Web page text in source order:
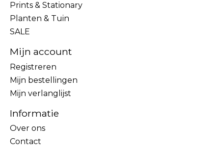
Prints & Stationary
Planten & Tuin
SALE
Mijn account
Registreren
Mijn bestellingen
Mijn verlanglijst
Informatie
Over ons
Contact